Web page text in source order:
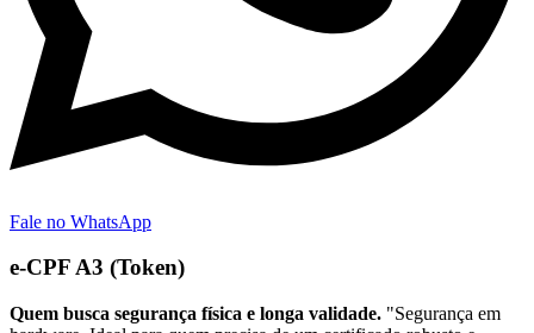
Fale no WhatsApp
e-CPF A3 (Token)
Quem busca segurança física e longa validade. "Segurança em